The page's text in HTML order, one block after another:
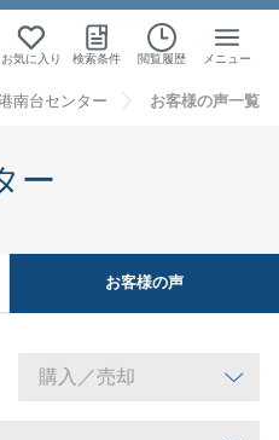
お気に入り 検索条件 閲覧履歴 メニュー
南台センター お客様の声一覧
ー
お客様の声